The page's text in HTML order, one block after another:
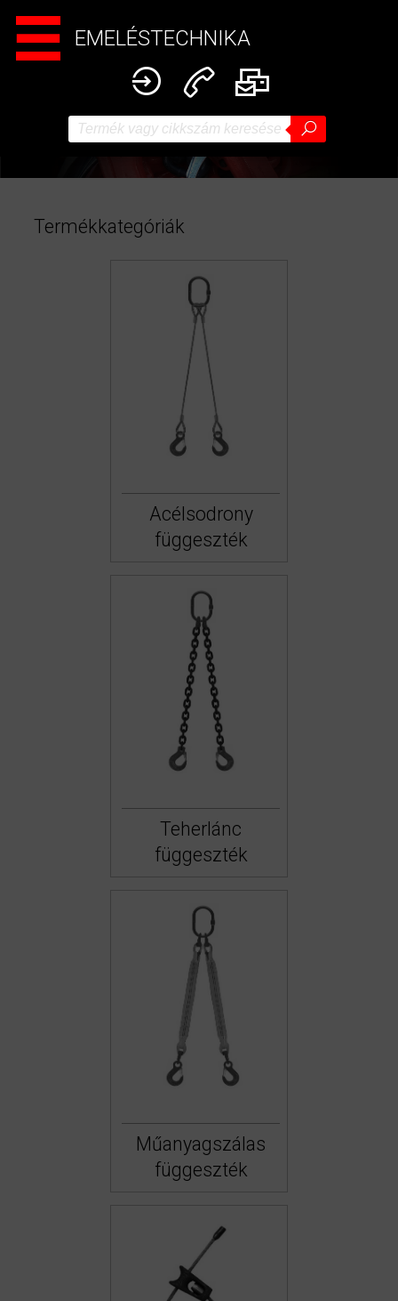
EMELÉSTECHNIKA
Termékkategóriák
Acélsodrony
függeszték
Teherlánc
függeszték
Műanyagszálas
függeszték